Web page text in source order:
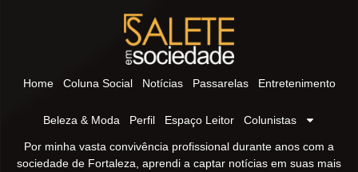
Home Coluna Social Notícias Passarelas Entretenimento
Beleza & Moda Perfil Espaço Leitor Colunistas
Por minha vasta convivência profissional durante anos com a
sociedade de Fortaleza, aprendi a captar notícias em suas mais